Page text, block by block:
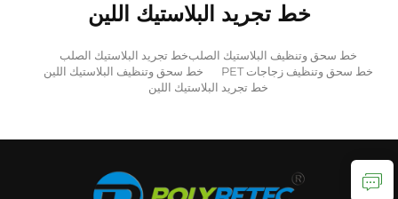
خط تجريد البلاستيك اللين
خط سحق وتنظيف البلاستيك الصلبخط تجريد البلاستيك الصلب
خط سحق وتنظيف زجاجات PET
خط سحق وتنظيف البلاستيك اللين
خط تجريد البلاستيك اللين